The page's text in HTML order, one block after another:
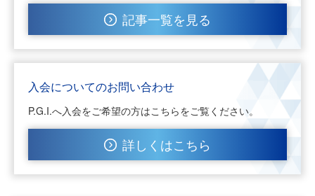
記事一覧を見る
入会についてのお問い合わせ
P.G.I.へ入会をご希望の方はこちらをご覧ください。
詳しくはこちら